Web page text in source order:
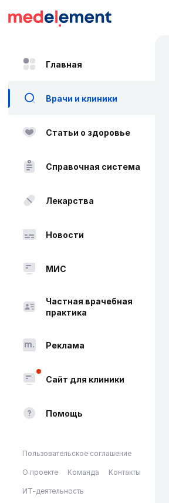
Главная
Врачи и клиники
Статьи о здоровье
Справочная система
Лекарства
Новости
МИС
Частная врачебная
практика
Реклама
Сайт для клиники
Помощь
Пользовательское соглашение
О проекте Команда Контакты
ИТ-деятельность